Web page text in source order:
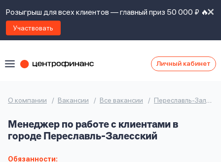
Розыгрыш для всех клиентов — главный приз 50 000 ₽ 🔥
Участвовать
Личный кабинет
О компании Вакансии Все вакансии Переславль-Залесский
Менеджер по работе с клиентами в
городе Переславль-Залесский
Обязанности:
контакты
Я
правилами
предоставления
политикой